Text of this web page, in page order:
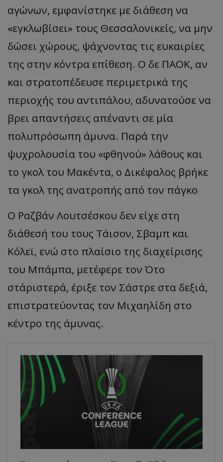
αγώνων, εμφανίστηκε με διάθεση να
«εγκλωβίσει» τους Θεσσαλονικείς, να μην
δώσει χώρους, ψάχνοντας τις ευκαιρίες
της στην κόντρα επίθεση. Ο δε ΠΑΟΚ, αν
και στρατοπέδευσε περιμετρικά της
περιοχής του αντιπάλου, αδυνατούσε να
βρει απαντήσεις απέναντι σε μία
πολυπρόσωπη άμυνα. Παρά την
ψυχρολουσία του «φθηνού» λάθους και
το γκολ του Μακέντα, ο Δικέφαλος βρήκε
τα γκολ της ανατροπής από τον πάγκο
Ο Ραζβάν Λουτσέσκου δεν είχε στη
διάθεσή του τους Τάισον, Σβαμπ και
Κόλεϊ, ενώ στο πλαίσιο της διαχείρισης
του Μπάμπα, μετέφερε τον Ότο
στ΄αριστερά, έριξε τον Σάστρε στα δεξιά,
επιστρατεύοντας τον Μιχαηλίδη στο
κέντρο της άμυνας.